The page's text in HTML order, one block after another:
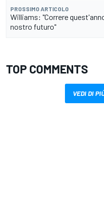
PROSSIMO ARTICOLO
Williams: "Correre
nostro futuro"
TOP COMMENTS
VEDI DI